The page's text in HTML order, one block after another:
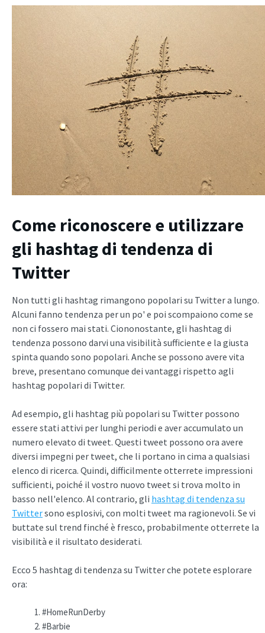
Come riconoscere e utilizzare
gli hashtag di tendenza di
Twitter
Non tutti gli hashtag rimangono popolari su Twitter a lungo.
Alcuni fanno tendenza per un po' e poi scompaiono come se
non ci fossero mai stati. Ciononostante, gli hashtag di
tendenza possono darvi una visibilità sufficiente e la giusta
spinta quando sono popolari. Anche se possono avere vita
breve, presentano comunque dei vantaggi rispetto agli
hashtag popolari di Twitter.
Ad esempio, gli hashtag più popolari su Twitter possono
essere stati attivi per lunghi periodi e aver accumulato un
numero elevato di tweet. Questi tweet possono ora avere
diversi impegni per tweet, che li portano in cima a qualsiasi
elenco di ricerca. Quindi, difficilmente otterrete impressioni
sufficienti, poiché il vostro nuovo tweet si trova molto in
basso nell'elenco. Al contrario, gli hashtag di tendenza su
Twittersono esplosivi, con molti tweet ma ragionevoli. Se vi
buttate sul trend finché è fresco, probabilmente otterrete la
visibilità e il risultato desiderati.
Ecco 5 hashtag di tendenza su Twitter che potete esplorare
ora:
#HomeRunDerby
#Barbie